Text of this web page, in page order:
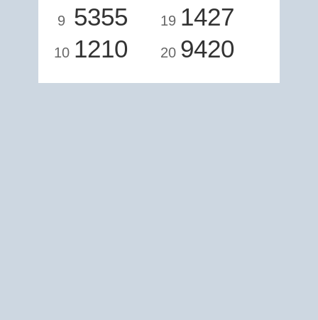
9 5355
10 1210
19 1427
20 9420